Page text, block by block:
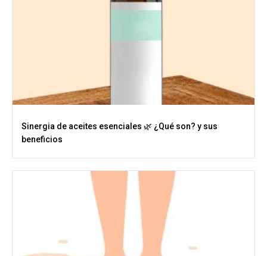
Sinergia de aceites esenciales 🌿 ¿Qué son? y sus
beneficios